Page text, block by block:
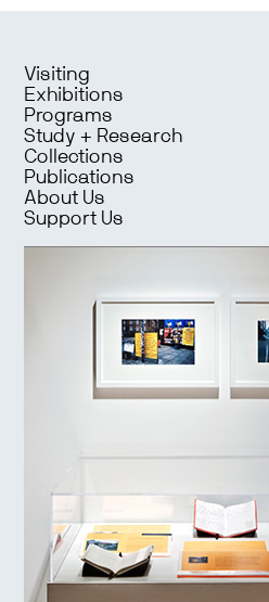
Visiting
Exhibitions
Programs
Study + Research
Collections
Publications
About Us
Support Us